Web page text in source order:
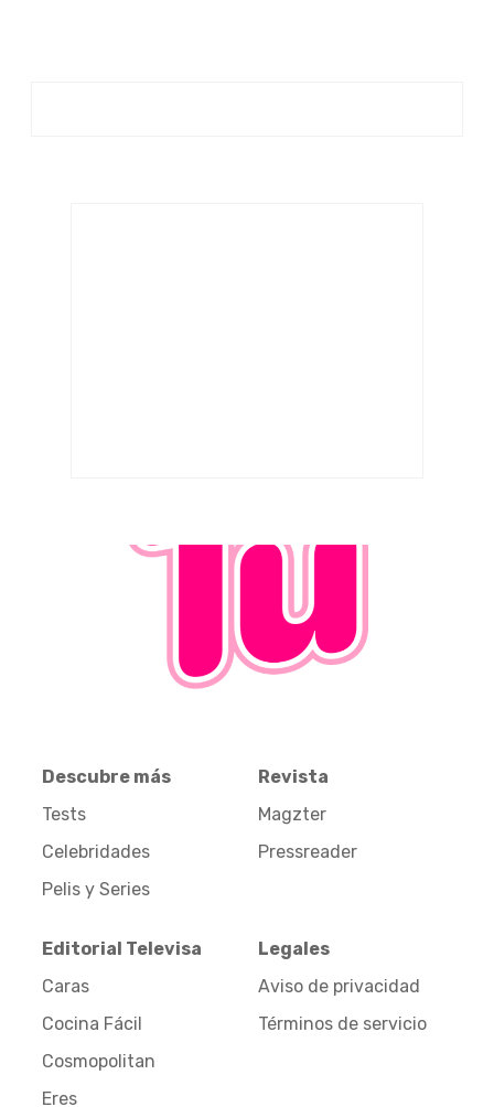
Descubre más
Tests
Celebridades
Pelis y Series
Revista
Magzter
Pressreader
Editorial Televisa
Caras
Cocina Fácil
Cosmopolitan
Eres
Legales
Aviso de privacidad
Términos de servicio